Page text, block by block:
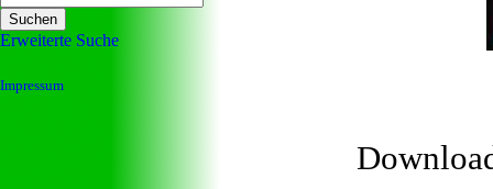
Erweiterte Suche
Impressum